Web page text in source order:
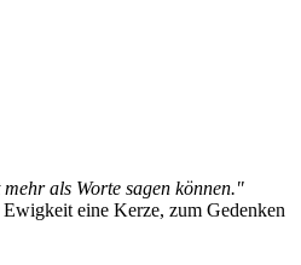
als Worte sagen können."
eine Kerze, zum Gedenken